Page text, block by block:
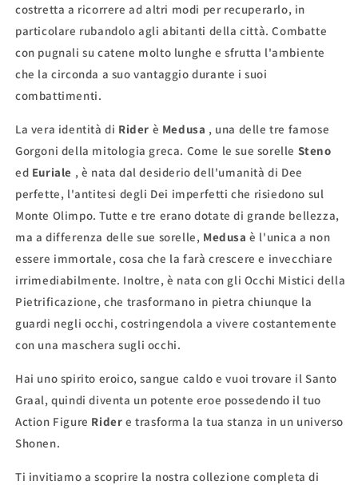
costretta a ricorrere ad altri modi per recuperarlo, in
particolare rubandolo agli abitanti della città. Combatte
con pugnali su catene molto lunghe e sfrutta l'ambiente
che la circonda a suo vantaggio durante i suoi
combattimenti.
La vera identità di Rider è Medusa , una delle tre famose
Gorgoni della mitologia greca. Come le sue sorelle Steno
ed Euriale , è nata dal desiderio dell'umanità di Dee
perfette, l'antitesi degli Dei imperfetti che risiedono sul
Monte Olimpo. Tutte e tre erano dotate di grande bellezza,
ma a differenza delle sue sorelle, Medusa è l'unica a non
essere immortale, cosa che la farà crescere e invecchiare
irrimediabilmente. Inoltre, è nata con gli Occhi Mistici della
Pietrificazione, che trasformano in pietra chiunque la
guardi negli occhi, costringendola a vivere costantemente
con una maschera sugli occhi.
Hai uno spirito eroico, sangue caldo e vuoi trovare il Santo
Graal, quindi diventa un potente eroe possedendo il tuo
Action Figure Rider e trasforma la tua stanza in un universo
Shonen.
Ti invitiamo a scoprire la nostra collezione completa di